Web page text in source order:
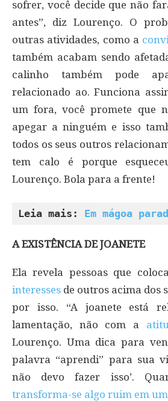
sofrer, você decide que não
antes”, diz Lourenço. O
outras atividades, como a
também acabam sendo
calinho também pode
relacionado ao. Funciona
um fora, você promete que
apegar a ninguém e isso
todos os seus outros
tem calo é porque
Lourenço. Bola para a frente!
Leia mais: Em mágoa
A EXISTÊNCIA DE JOANETE
Ela revela pessoas que
interesses de outros acima dos
por isso. “A joanete está
lamentação, não com a
Lourenço. Uma dica para
palavra “aprendi” para sua
não devo fazer isso’.
transforma-se algo ruim em